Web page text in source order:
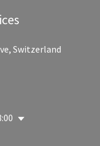
Switzerland